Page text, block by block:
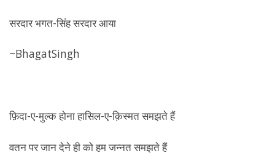
सरदार भगत-सिंह सरदार आया
~BhagatSingh
फ़िदा-ए-मुल्क होना हासिल-ए-क़िस्मत समझते हैं
वतन पर जान देने ही को हम जन्नत समझते हैं